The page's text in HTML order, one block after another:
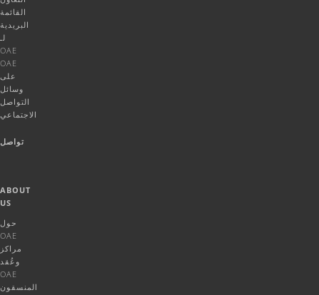
القائمة
البريدية
لـ
OAE
OAE
على
وسائل
التواصل
الاجتماعي
تواصل
ABOUT
US
حول
OAE
مراكز
وعُقد
OAE
المنسقون